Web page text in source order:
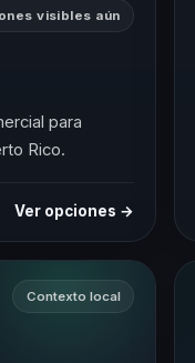
visibles aún
para
Rico.
Ver opciones →
Contexto local